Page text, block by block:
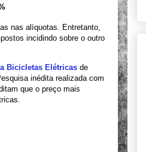
nas alíquotas. Entretanto,
incidindo sobre o outro
Bicicletas Elétricas de
inédita realizada com
que o preço mais